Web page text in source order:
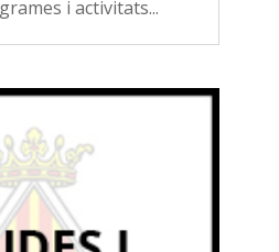
i activitats...